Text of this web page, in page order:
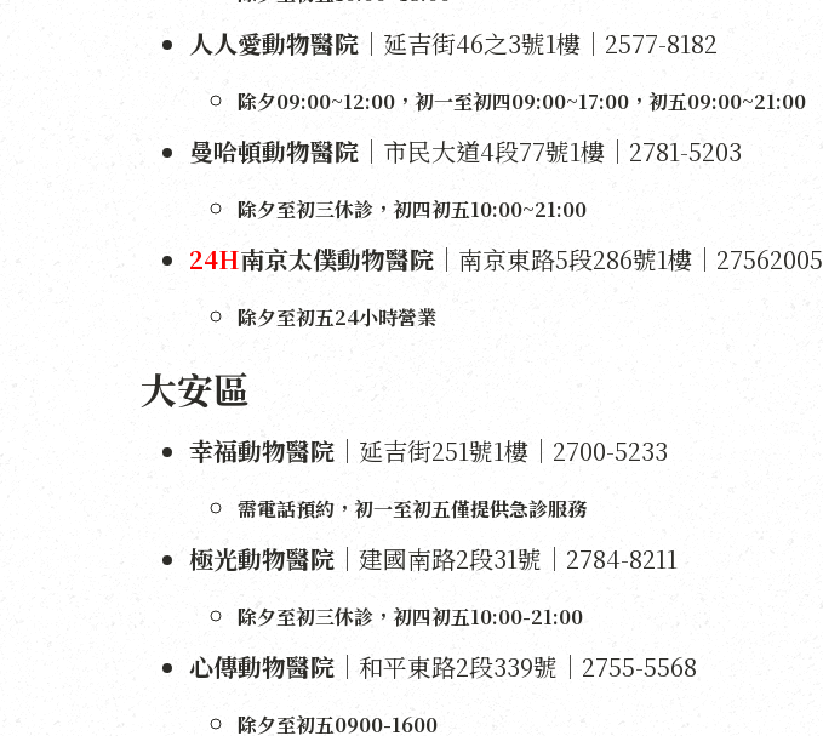
人人愛動物醫院 ｜延吉街46之3號1樓｜2577-8182
除夕09:00~12:00，初一至初四09:00~17:00，初五09:00~21:00
曼哈頓動物醫院 ｜市民大道4段77號1樓｜2781-5203
除夕至初三休診，初四初五10:00~21:00
24H南京太僕動物醫院 ｜南京東路5段286號1樓｜27562005
除夕至初五24小時營業
大安區
幸福動物醫院 ｜延吉街251號1樓｜2700-5233
需電話預約，初一至初五僅提供急診服務
極光動物醫院 ｜建國南路2段31號｜2784-8211
除夕至初三休診，初四初五10:00-21:00
心傳動物醫院 ｜和平東路2段339號｜2755-5568
除夕至初五0900-1600